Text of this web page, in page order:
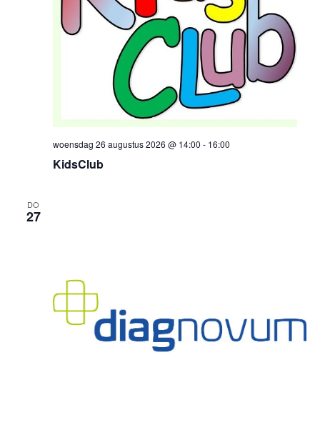
KidsClub
woensdag 26 augustus 2026 @ 14:00 - 16:00
DO
27